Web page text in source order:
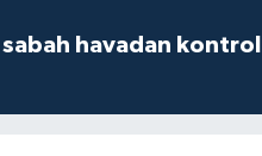
havadan kontrol